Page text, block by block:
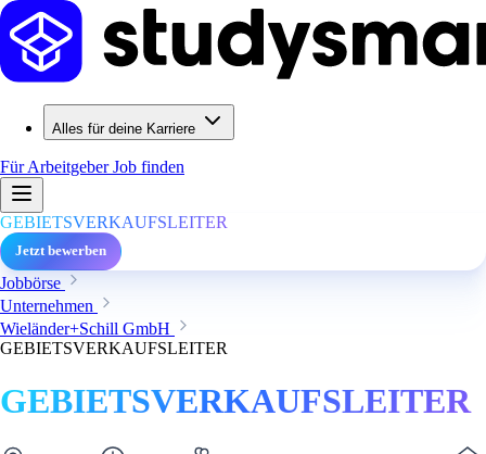
Alles für deine Karriere
Für ArbeitgeberJob finden
GEBIETSVERKAUFSLEITER
Jetzt bewerben
Jobbörse
Unternehmen
Wieländer+Schill GmbH
GEBIETSVERKAUFSLEITER
GEBIETSVERKAUFSLEITER